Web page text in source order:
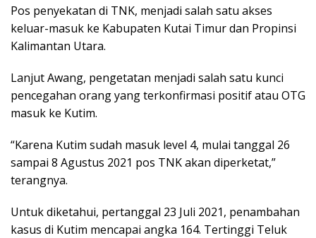
Pos penyekatan di TNK, menjadi salah satu akses
keluar-masuk ke Kabupaten Kutai Timur dan Propinsi
Kalimantan Utara.
Lanjut Awang, pengetatan menjadi salah satu kunci
pencegahan orang yang terkonfirmasi positif atau OTG
masuk ke Kutim.
“Karena Kutim sudah masuk level 4, mulai tanggal 26
sampai 8 Agustus 2021 pos TNK akan diperketat,”
terangnya.
Untuk diketahui, pertanggal 23 Juli 2021, penambahan
kasus di Kutim mencapai angka 164. Tertinggi Teluk